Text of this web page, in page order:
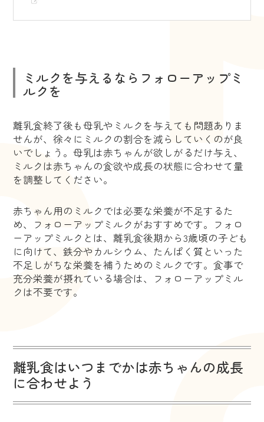
ミルクを与えるならフォローアップミ
ルクを
離乳食終了後も母乳やミルクを与えても問題ありま
せんが、徐々にミルクの割合を減らしていくのが良
いでしょう。母乳は赤ちゃんが欲しがるだけ与え、
ミルクは赤ちゃんの食欲や成長の状態に合わせて量
を調整してください。
赤ちゃん用のミルクでは必要な栄養が不足するた
め、フォローアップミルクがおすすめです。フォロ
ーアップミルクとは、離乳食後期から3歳頃の子ども
に向けて、鉄分やカルシウム、たんぱく質といった
不足しがちな栄養を補うためのミルクです。食事で
充分栄養が摂れている場合は、フォローアップミル
クは不要です。
離乳食はいつまでかは赤ちゃんの成長
に合わせよう